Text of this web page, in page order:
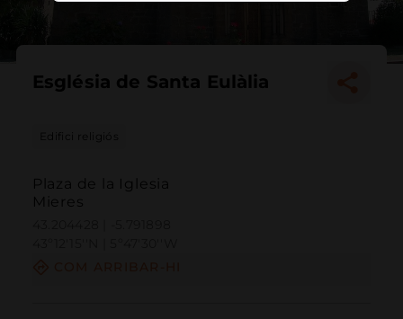
Església de Santa Eulàlia
Edifici religiós
Plaza de la Iglesia
Mieres